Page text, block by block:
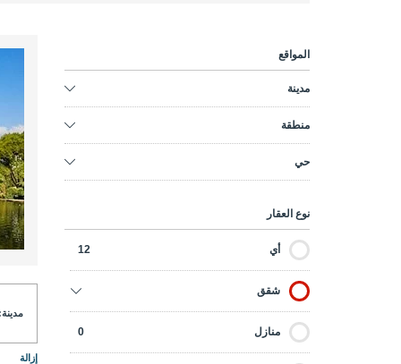
المواقع
مدينة
منطقة
حي
نوع العقار
أي 12
شقق
منازل 0
مدينة:
إزالة